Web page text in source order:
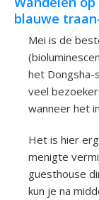
blauwe
Mei is de
het Dongsha-
veel
wanneer het
Het is hier
menigte
guesthouse
kun je na